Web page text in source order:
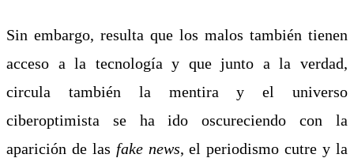
Sin embargo, resulta que los malos también tienen
acceso a la tecnología y que junto a la verdad,
circula también la mentira y el universo
ciberoptimista se ha ido oscureciendo con la
aparición de las fake news, el periodismo cutre y la